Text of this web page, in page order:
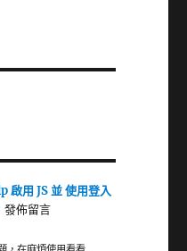
啟用 JS 並 使用登入
發佈留言